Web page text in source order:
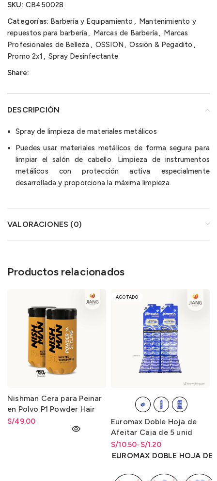
SKU: CB450028
Categorías: Barbería y Equipamiento , Mantenimiento y
repuestos para barbería, Marcas de Barbería, Marcas
Profesionales de Belleza , OSSION, Ossión & Pegadito ,
Promo 2x1 , Spray Desinfectante
Share:
DESCRIPCIÓN
Spray de limpieza de materiales metálicos
Puedes usar materiales metálicos de forma segura para
limpiar el salón de cabello. Limpieza de instrumentos
metálicos con protección activa especialmente
desarrollada y proporciona la máxima limpieza.
VALORACIONES (0)
Productos relacionados
Nishman Cera para Peinar
en Polvo P1 Powder Hair
Styling Wax P1 20gr.
S/49.00
AGOTADO
Euromax Doble Hoja de
Afeitar Caja de 5 unid
S/1.20
-
S/10.50
Rango de precios: desde
S/1.20 hasta S/10.50
Rango de precios: desde
S/ 1.20hastaS/10.50
EUROMAX DOBLE HOJA DE